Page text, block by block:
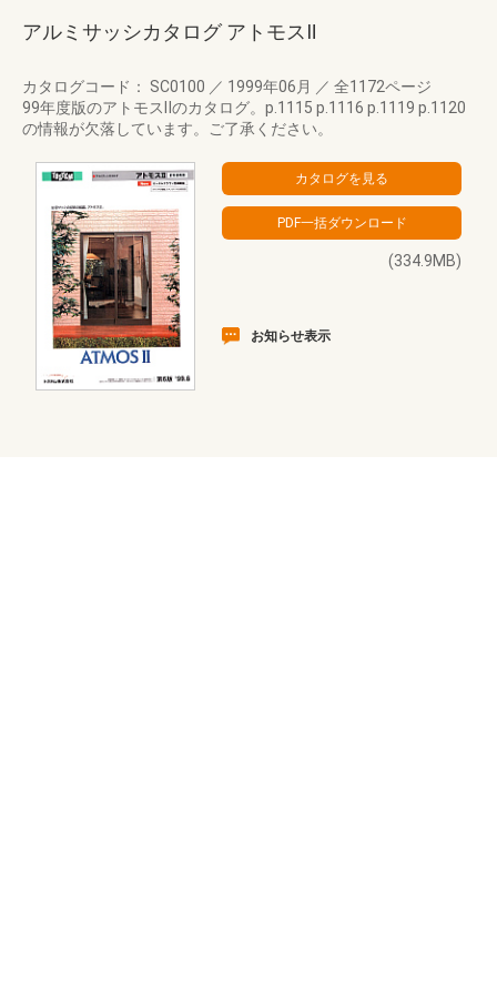
アルミサッシカタログ アトモスⅡ
カタログコード： SC0100 ／ 1999年06月 ／ 全1172ページ
99年度版のアトモスⅡのカタログ。p.1115 p.1116 p.1119 p.1120
の情報が欠落しています。ご了承ください。
(334.9MB)
お知らせ表示